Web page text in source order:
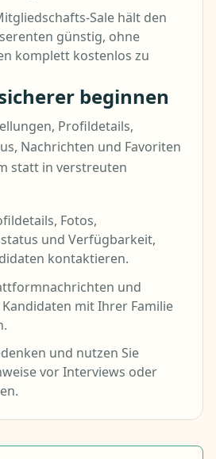
Sale hält den
günstig, ohne
komplett kostenlos zu
beginnen
Profildetails,
Nachrichten und Favoriten
statt in verstreuten
Fotos,
und Verfügbarkeit,
kontaktieren.
und
mit Ihrer Familie
und nutzen Sie
vor Interviews oder